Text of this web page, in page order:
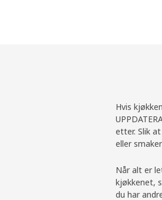
Hvis
etter. Slik
eller
Når alt er
kjøkkenet,
du har